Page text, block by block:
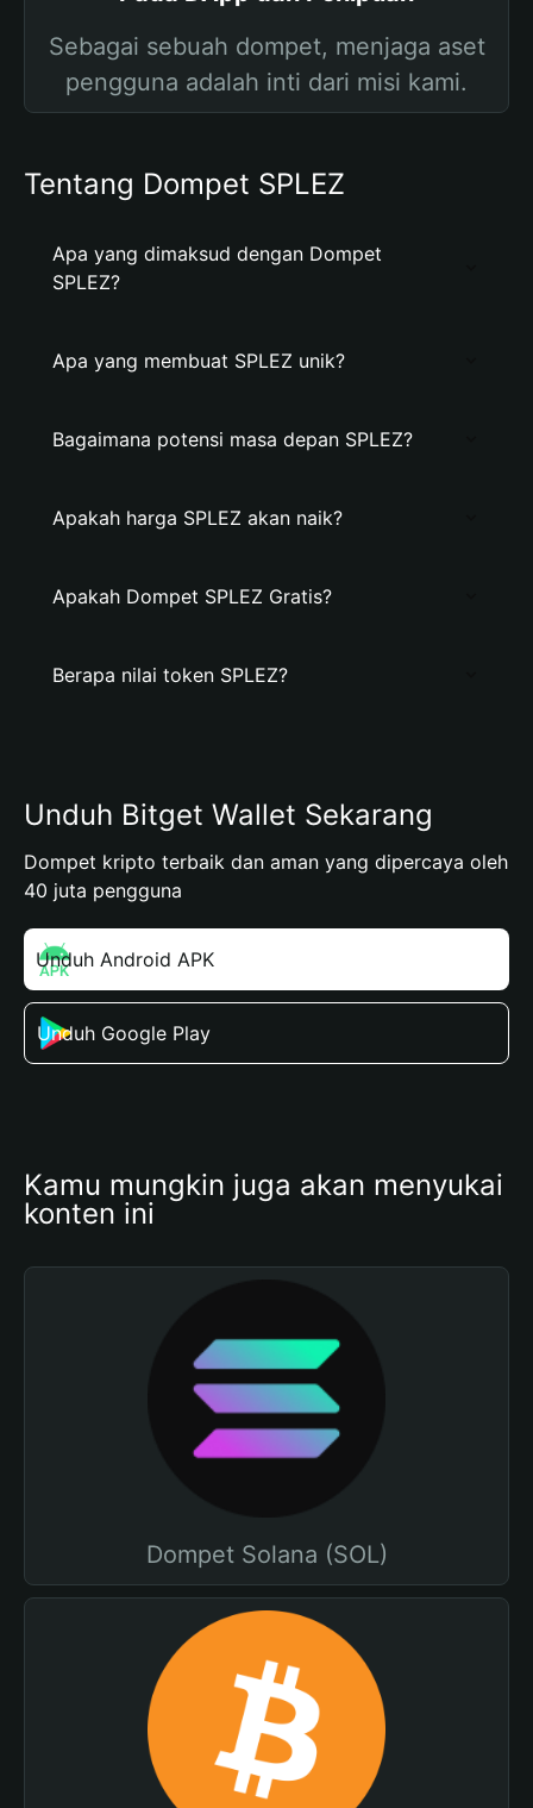
Sebagai sebuah dompet, menjaga aset
pengguna adalah inti dari misi kami.
Tentang Dompet SPLEZ
Apa yang dimaksud dengan Dompet
SPLEZ?
Apa yang membuat SPLEZ unik?
Bagaimana potensi masa depan SPLEZ?
Apakah harga SPLEZ akan naik?
Apakah Dompet SPLEZ Gratis?
Berapa nilai token SPLEZ?
Unduh Bitget Wallet Sekarang
Dompet kripto terbaik dan aman yang dipercaya oleh
40 juta pengguna
Unduh Android APK
Unduh Google Play
Kamu mungkin juga akan menyukai
konten ini
Dompet Solana (SOL)